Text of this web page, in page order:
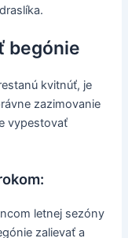
begónie
kvitnúť, je
zazimovanie
vypestovať
letnej sezóny
zalievať a